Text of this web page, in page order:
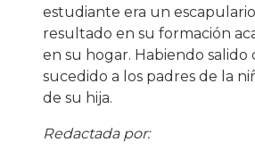
estudiante era un
resultado en su formación
en su hogar. Habiendo
sucedido a los padres de la
de su hija.
Redactada por: